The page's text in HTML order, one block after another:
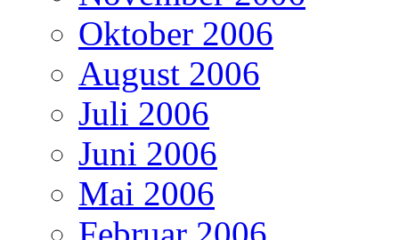
Oktober 2006
August 2006
Juli 2006
Juni 2006
Mai 2006